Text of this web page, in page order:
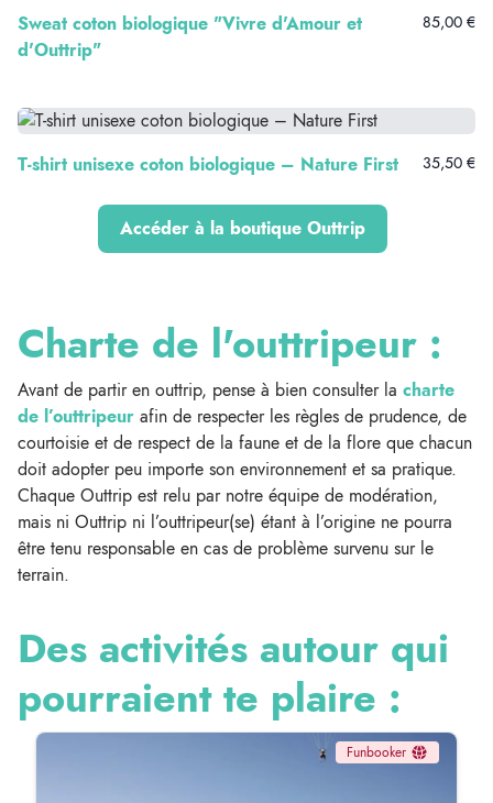
Sweat coton biologique "Vivre d'Amour et
d'Outtrip"
85,00 €
T-shirt unisexe coton biologique – Nature First 35,50 €
Accéder à la boutique Outtrip
Charte de l'outtripeur :
Avant de partir en outtrip, pense à bien consulter la charte
de l’outtripeur afin de respecter les règles de prudence, de
courtoisie et de respect de la faune et de la flore que chacun
doit adopter peu importe son environnement et sa pratique.
Chaque Outtrip est relu par notre équipe de modération,
mais ni Outtrip ni l’outtripeur(se) étant à l’origine ne pourra
être tenu responsable en cas de problème survenu sur le
terrain.
Des activités autour qui
pourraient te plaire :
Funbooker